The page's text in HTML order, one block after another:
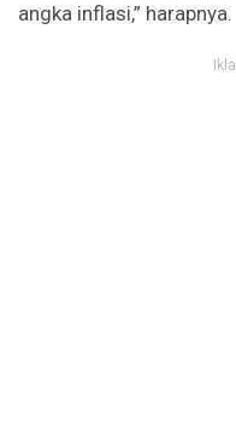
angka inflasi,” harapnya.